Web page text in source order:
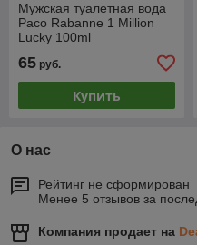
Мужская туалетная вода
Paco Rabanne 1 Million
Lucky 100ml
65 руб.
Купить
О нас
Рейтинг не сформирован
Менее 5 отзывов за
Компания продает на